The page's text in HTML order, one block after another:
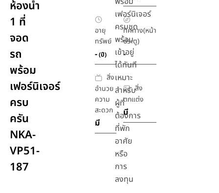
ห้องน้ำ
1 ที่
จอด
รถ
พร้อม
เฟอร์นิเจอร์
ครบ
ครัน
NKA-
VP51-
187
อายุ
ทรัพย์
-(ปี)
ทิศทาง(หน้า
ประตู)
-
สิ่ง
อำนวย
ความ
สะดวก
มี
สิ่ง
ตกแต่ง
มี
เฟอร์นิเจอร์
ครบชุด
พร้อม
เข้าอยู่
ได้ทันที
เหมาะ
สำหรับ
ผู้ที่
ต้องการ
ที่พัก
อาศัย
หรือ
การ
ลงทุน